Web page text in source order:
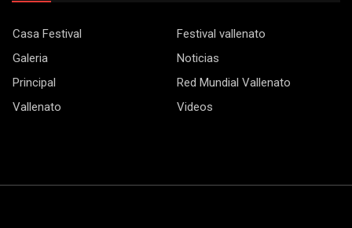
Casa Festival
Festival vallenato
Galeria
Noticias
Principal
Red Mundial Vallenato
Vallenato
Videos